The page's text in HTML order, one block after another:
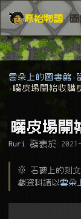
原始物語 圖
雲朵上的圖書館
曬皮場開始收購
曬皮場開
Ruri 發表於
※ 石碑上的刻文
戲資料請以 雲朵